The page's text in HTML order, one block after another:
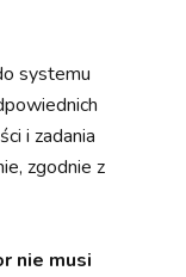
systemu
i zadania
zgodnie z
nie musi